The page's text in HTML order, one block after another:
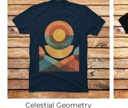
Celestial Geometry